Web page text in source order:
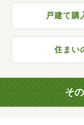
戸建て購
住まい
そ